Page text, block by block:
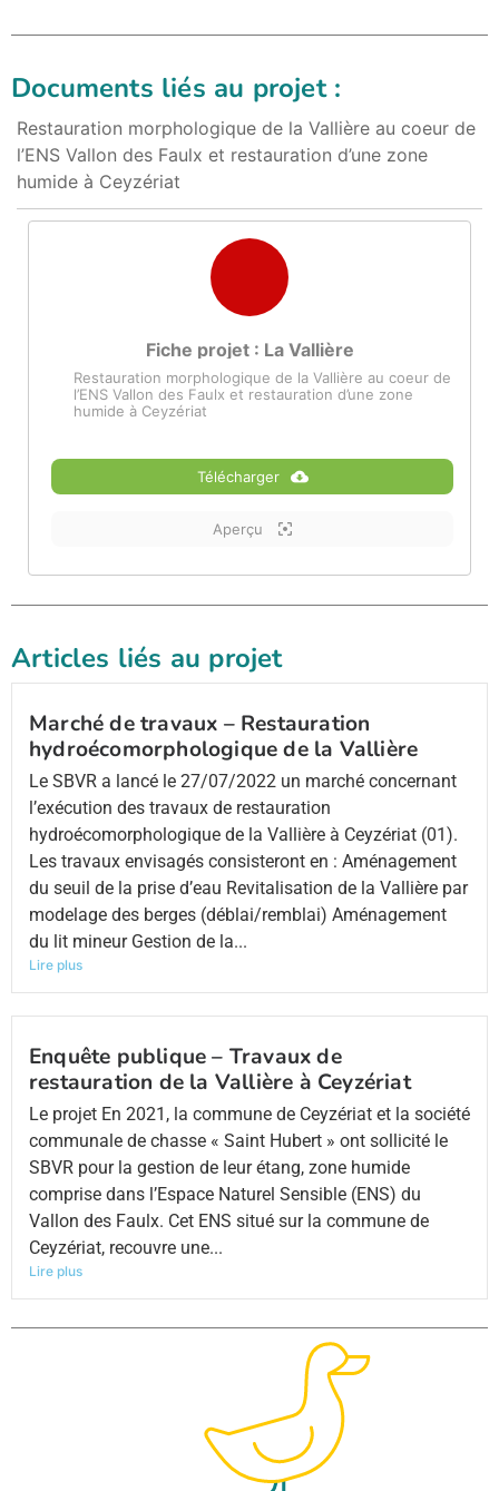
Documents liés au projet :
Restauration morphologique de la Vallière au coeur de
l’ENS Vallon des Faulx et restauration d’une zone
humide à Ceyzériat
Fiche projet : La Vallière
Restauration morphologique de la Vallière au coeur de
l’ENS Vallon des Faulx et restauration d’une zone
humide à Ceyzériat
Télécharger
Aperçu
Articles liés au projet
Marché de travaux – Restauration
hydroécomorphologique de la Vallière
Le SBVR a lancé le 27/07/2022 un marché concernant
l’exécution des travaux de restauration
hydroécomorphologique de la Vallière à Ceyzériat (01).
Les travaux envisagés consisteront en : Aménagement
du seuil de la prise d’eau Revitalisation de la Vallière par
modelage des berges (déblai/remblai) Aménagement
du lit mineur Gestion de la...
Lire plus
Enquête publique – Travaux de
restauration de la Vallière à Ceyzériat
Le projet En 2021, la commune de Ceyzériat et la société
communale de chasse « Saint Hubert » ont sollicité le
SBVR pour la gestion de leur étang, zone humide
comprise dans l’Espace Naturel Sensible (ENS) du
Vallon des Faulx. Cet ENS situé sur la commune de
Ceyzériat, recouvre une...
Lire plus